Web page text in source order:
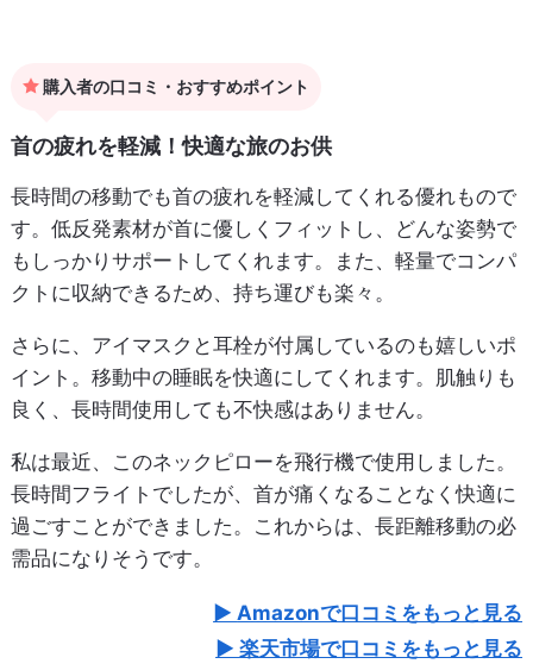
購入者の口コミ・おすすめポイント
首の疲れを軽減！快適な旅のお供
長時間の移動でも首の疲れを軽減してくれる優れもので
す。低反発素材が首に優しくフィットし、どんな姿勢で
もしっかりサポートしてくれます。また、軽量でコンパ
クトに収納できるため、持ち運びも楽々。
さらに、アイマスクと耳栓が付属しているのも嬉しいポ
イント。移動中の睡眠を快適にしてくれます。肌触りも
良く、長時間使用しても不快感はありません。
私は最近、このネックピローを飛行機で使用しました。
長時間フライトでしたが、首が痛くなることなく快適に
過ごすことができました。これからは、長距離移動の必
需品になりそうです。
Amazonで口コミをもっと見る
楽天市場で口コミをもっと見る